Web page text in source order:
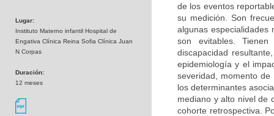
Lugar:
Instituto Materno infantil Hospital de
Engativa Clínica Reina Sofia Clínica Juan
N Corpas
Duración:
12 meses
de los eventos
su medición. Son
algunas especialidades
son evitables.
discapacidad
epidemiología y el
severidad, momento
los determinantes
mediano y alto nivel de
cohorte retrospectiva.